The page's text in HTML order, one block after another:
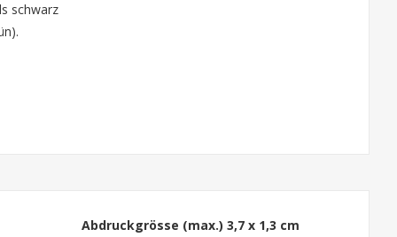
schwarz
Abdruckgrösse (max.) 3,7 x 1,3 cm